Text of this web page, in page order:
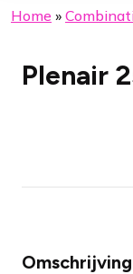
Home »
Plenair
Omschrijving